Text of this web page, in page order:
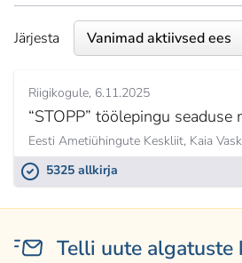
Järjesta
Riigikogule 6.11.2025
“STOPP” töölepingu seaduse
Eesti Ametiühingute Keskliit, Kaia Vask
5325 allkirja
Telli uute algatuste